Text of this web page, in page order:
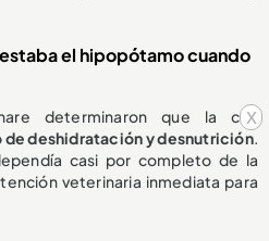
x
el hipopótamo cuando
determinaron que la cría
de deshidratación y desnutrición.
casi por completo de la
veterinaria inmediata para